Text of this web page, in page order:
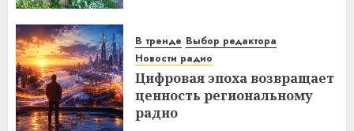
В тренде Выбор редактора
Новости радио
Цифровая эпоха возвращает
ценность региональному
радио